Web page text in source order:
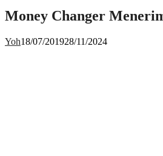
Money Changer
Yoh18/07/201928/11/2024